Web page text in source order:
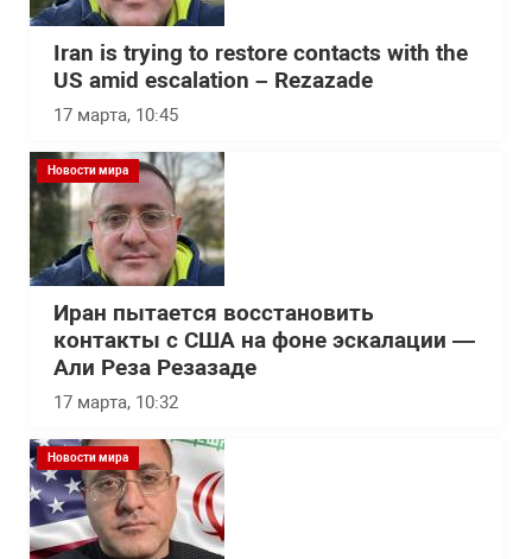
Iran is trying to restore contacts with the
US amid escalation – Rezazade
17 марта, 10:45
Новости мира
Иран пытается восстановить
контакты с США на фоне эскалации —
Али Реза Резазаде
17 марта, 10:32
Новости мира